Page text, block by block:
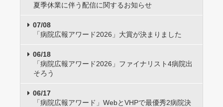
夏季休業に伴う配信に関するお知らせ
07/08
「病院広報アワード2026」大賞が決まりました
06/18
「病院広報アワード2026」ファイナリスト4病院出
そろう
06/17
「病院広報アワード」WebとVHPで最優秀2病院決